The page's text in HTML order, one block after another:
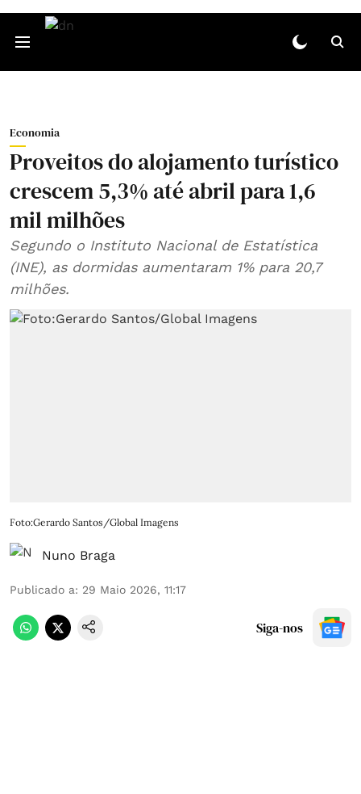
Economia
Proveitos do alojamento turístico
crescem 5,3% até abril para 1,6
mil milhões
Segundo o Instituto Nacional de Estatística
(INE), as dormidas aumentaram 1% para 20,7
milhões.
Foto:Gerardo Santos/Global Imagens
Nuno Braga
Publicado a: 29 Maio 2026, 11:17
Siga-nos